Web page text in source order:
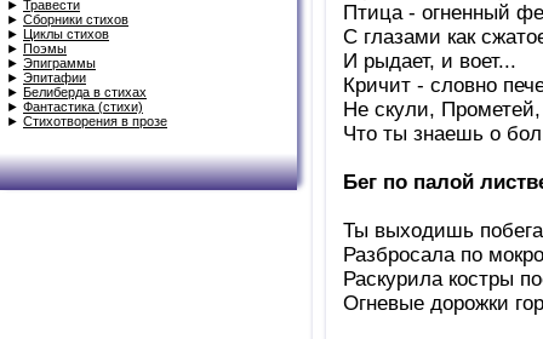
► Травести
► Сборники стихов
►
Циклы стихов
► Поэмы
► Эпиграммы
► Эпитафии
► Белиберда в стихах
► Фантастика (стихи)
► Стихотворения в прозе
Птица - огненный
С глазами как
И рыдает, и воет...
Кричит - словно
Не скули, Прометей,
Что ты знаешь о
Бег по палой
Ты выходишь
Разбросала по
Раскурила костры
Огневые дорожки